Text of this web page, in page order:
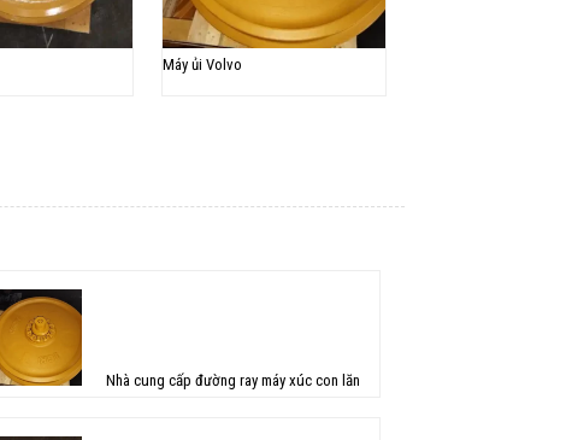
Máy ủi Volvo
Nhà cung cấp đường ray máy xúc con lăn